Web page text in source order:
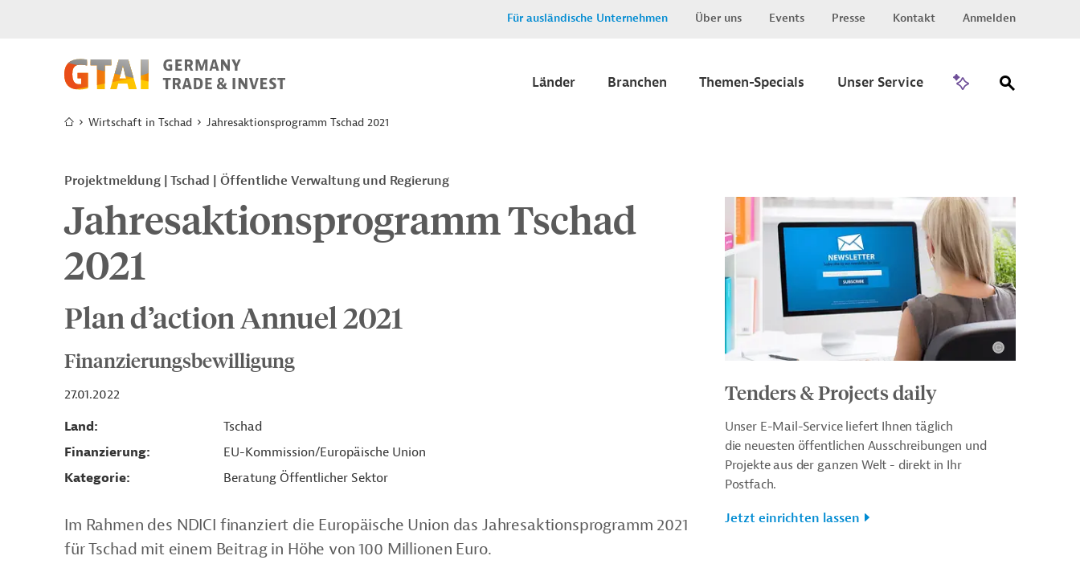
Für ausländische Unternehmen Über uns Events Presse Kontakt Anmelden
Länder Branchen Themen-Specials Unser Service
Wirtschaft in Tschad Jahresaktionsprogramm Tschad 2021
Projektmeldung Tschad Öffentliche Verwaltung und Regierung
Jahresaktionsprogramm Tschad
2021
Plan d’action Annuel 2021
Finanzierungsbewilligung
27.01.2022
Land
Tschad
Finanzierung
EU-Kommission/Europäische Union
Kategorie
Beratung Öffentlicher Sektor
Im Rahmen des NDICI finanziert die Europäische Union das Jahresaktionsprogramm 2021
für Tschad mit einem Beitrag in Höhe von 100 Millionen Euro.
Tenders & Projects daily
Unser E-Mail-Service liefert Ihnen täglich
die neuesten öffentlichen Ausschreibungen und
Projekte aus der ganzen Welt - direkt in Ihr
Postfach.
Jetzt einrichten lassen